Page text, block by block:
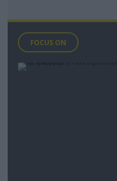
FOCUS ON